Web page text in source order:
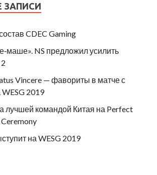
ЗАПИСИ
CDEC Gaming
NS предложил усилить
Vincere — фавориты в матче с
2019
лучшей командой Китая на Perfect
на WESG 2019